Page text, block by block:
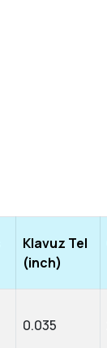
Klavuz Tel
(inch)
0.035